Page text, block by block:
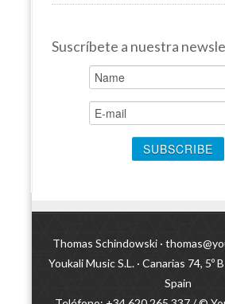
Suscríbete a nuestra
Thomas Schindowski ·
Youkali Music S.L. · Canarias 74, 5º
Spain